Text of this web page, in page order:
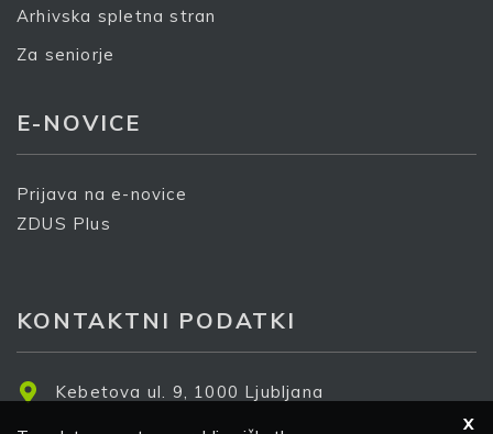
Arhivska spletna stran
Za seniorje
E-NOVICE
Prijava na e-novice
ZDUS Plus
KONTAKTNI PODATKI
Kebetova ul. 9, 1000 Ljubljana
X